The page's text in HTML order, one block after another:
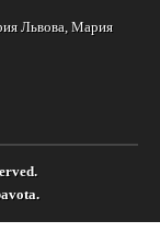
Львова, Мария
.